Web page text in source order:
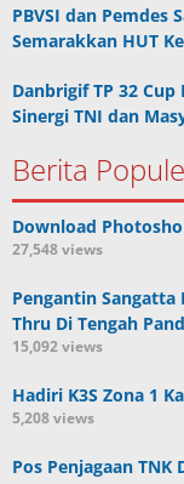
PBVSI dan Pemdes
Semarakkan HUT
Danbrigif TP 32
Sinergi TNI dan
Berita
Download
27,548 views
Pengantin Sangatta
Thru Di Tengah
15,092 views
Hadiri K3S Zona 1
5,208 views
Pos Penjagaan